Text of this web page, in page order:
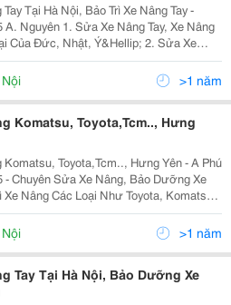
Tại Hà Nội, Bảo Trì Xe Nâng Tay -
Xe Nâng Tay, Xe Nâng
Của Đức, Nhật, Ý&Hellip; 2. Sửa Xe
Các Loại : Xe Nâng Cao 6M, 9,6M . 3.
Tay Thấp, Nâng Tay Cao, Xe Nâng Điệ>1 năm
Toyota,Tcm.., Hưng
Toyota,Tcm.., Hưng Yên - A Phú
Xe Nâng Các Loại Như Toyota, Komatsu,
Hyster, Daewoo, Heli, Tailift,
Kion Baoli, Clark, Nich
>1 năm
Tay Tại Hà Nội, Bảo Dưỡng Xe